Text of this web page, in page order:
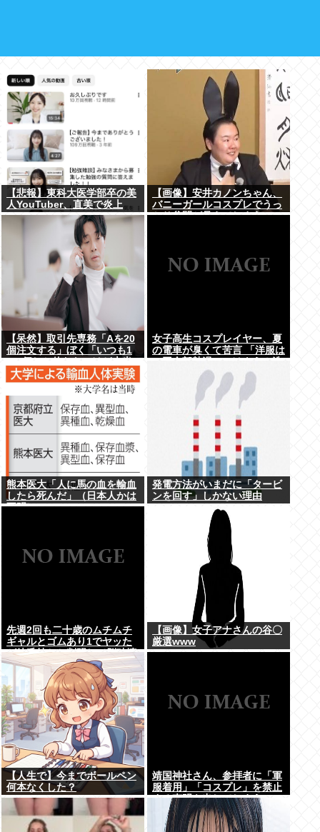
【悲報】東科大医学部卒の美
人YouTuber、直美で炎上
www
【画像】安井カノンちゃん、
バニーガールコスプレでうっ
かり谷間が見えてしまう
【呆然】取引先専務「Aを20
個注文する」ぼく「いつも1
に20であってる？」取専「あ
ってる」⇒結果！
女子高生コスプレイヤー、夏
の電車が臭くて苦言 「洋服は
濯機はキッチンハイター薄め
た水で一回まわそう！」
熊本医大「人に馬の血を輸血
したら死んだ」（日本人かは
不明）
発電方法がいまだに「タービ
ンを回す」しかない理由
先週2回も二十歳のムチムチ
ギャルとゴムあり1でヤッた
が彼氏持ちと判明して脳破壊
されとる
【画像】女子アナさんの谷〇
厳選www
【人生で】今までボールペン
何本なくした？
靖国神社さん、参拝者に「軍
服着用」「コスプレ」を禁止
する声明を出してしまう
www